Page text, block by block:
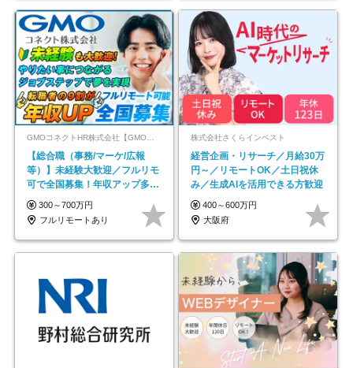
GMOコネクトHR株式会社【GMOインターネットグループ】
【総合職（事務/マーケ/広報
等）】未経験大歓迎／フルリモ
可で全国募集！年収アップ多数
★年休最大130日★
300～700万円
フルリモートあり
株式会社さくらインベスト
経営企画・リサーチ／月給30万
円～／リモートOK／土日祝休
み／生成AIを活用できる方歓迎
400～600万円
大阪府